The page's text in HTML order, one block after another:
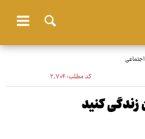
اجتماعی
کد مطلب:۲٬۷۰۴